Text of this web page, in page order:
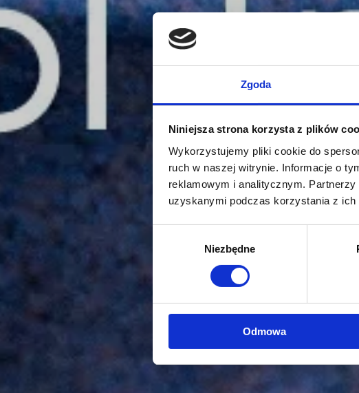
Zgoda
Niniejsza strona korzysta z plików
Wykorzystujemy pliki cookie do
ruch w naszej witrynie. Informacje o
reklamowym i analitycznym.
uzyskanymi podczas korzystania z ich
Niezbędne
Odmowa